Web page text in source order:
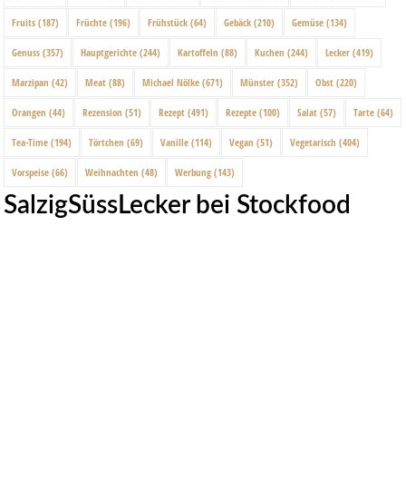
Fruits (187) Früchte (196) Frühstück (64) Gebäck (210) Gemüse (134)
Genuss (357) Hauptgerichte (244) Kartoffeln (88) Kuchen (244) Lecker (419)
Marzipan (42) Meat (88) Michael Nölke (671) Münster (352) Obst (220)
Orangen (44) Rezension (51) Rezept (491) Rezepte (100) Salat (57) Tarte (64)
Tea-Time (194) Törtchen (69) Vanille (114) Vegan (51) Vegetarisch (404)
Vorspeise (66) Weihnachten (48) Werbung (143)
SalzigSüssLecker bei Stockfood